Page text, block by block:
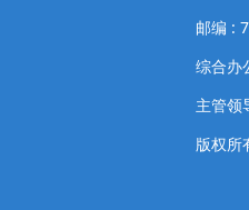
邮编 :
综合办
主管
版权